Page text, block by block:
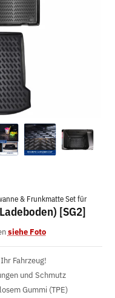
& Frunkmatte Set für
[SG2]
siehe Foto
Fahrzeug!
und Schmutz
Gummi (TPE)